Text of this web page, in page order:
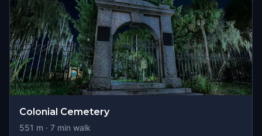
Colonial Cemetery
551 m · 7 min walk